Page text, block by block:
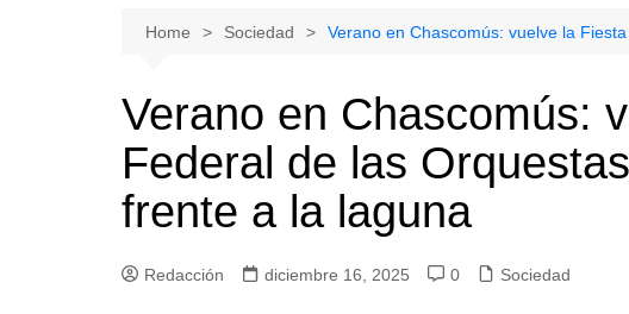
Home Sociedad Verano en Chascomús: vuelve la
Verano en Chascomús:
Federal de las
frente a la laguna
Redacción diciembre 16, 2025 0 Sociedad